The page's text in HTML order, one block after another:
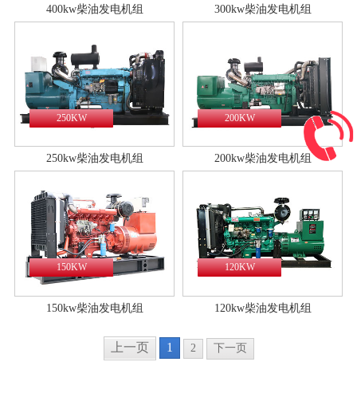
400kw柴油发电机组 300kw柴油发电机组
250KW
250kw柴油发电机组
200KW
200kw柴油发电机组
150KW
150kw柴油发电机组
120KW
120kw柴油发电机组
上一页 1 2 下一页